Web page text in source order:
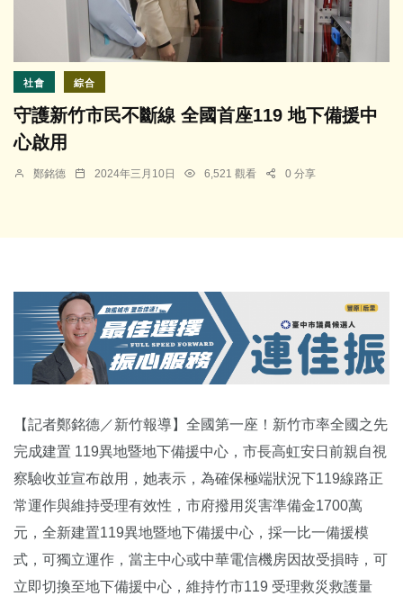
社會 綜合
守護新竹市民不斷線 全國首座119 地下備援中
心啟用
鄭銘德 2024年三月10日 6,521 觀看 0 分享
【記者鄭銘德／新竹報導】全國第一座！新竹市率全國之先
完成建置 119異地暨地下備援中心，市長高虹安日前親自視
察驗收並宣布啟用，她表示，為確保極端狀況下119線路正
常運作與維持受理有效性，市府撥用災害準備金1700萬
元，全新建置119異地暨地下備援中心，採一比一備援模
式，可獨立運作，當主中心或中華電信機房因故受損時，可
立即切換至地下備援中心，維持竹市119 受理救災救護量